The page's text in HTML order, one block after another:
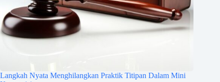
Langkah Nyata Menghilangkan Praktik Titipan Dalam Mini